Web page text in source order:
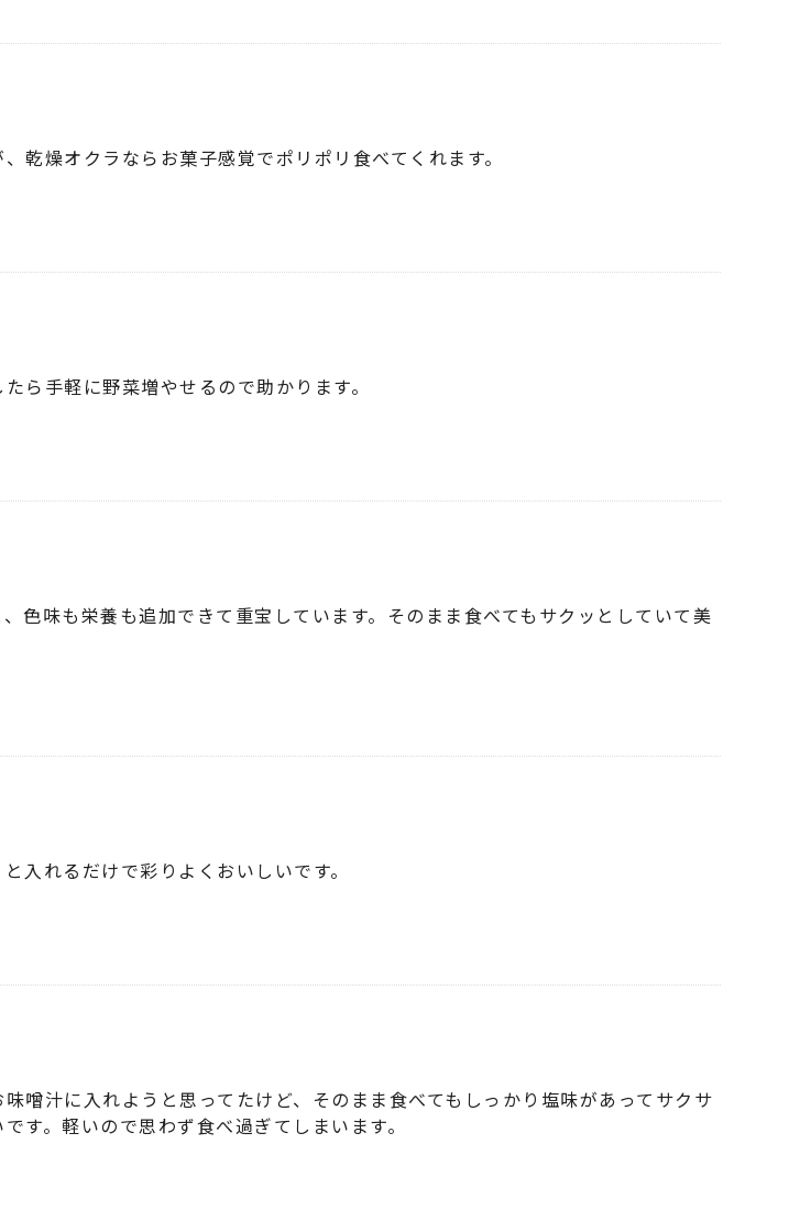
乾燥オクラならお菓子感覚でポリポリ食べてくれます。
ら手軽に野菜増やせるので助かります。
色味も栄養も追加できて重宝しています。そのまま食べてもサクッとしていて美
入れるだけで彩りよくおいしいです。
噌汁に入れようと思ってたけど、そのまま食べてもしっかり塩味があってサクサ
す。軽いので思わず食べ過ぎてしまいます。